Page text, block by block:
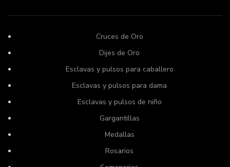
Cruces de Oro
Dijes de Oro
Esclavas y pulsos para caballero
Esclavas y pulsos para dama
Esclavas y pulsos de niño
Gargantillas
Medallas
Rosarios